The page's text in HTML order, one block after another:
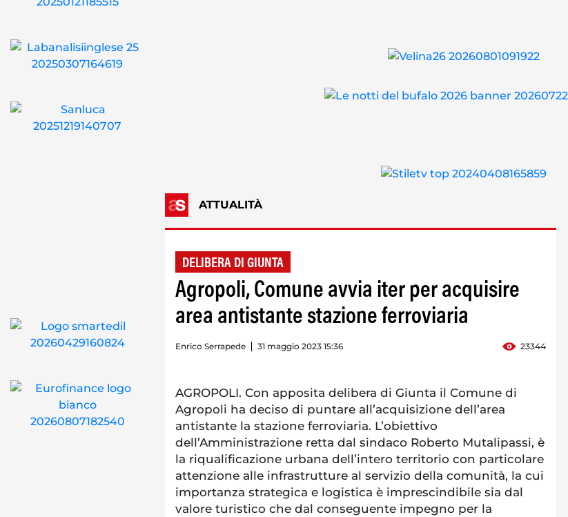
ATTUALITÀ
DELIBERA DI GIUNTA
Agropoli, Comune avvia iter per acquisire
area antistante stazione ferroviaria
Enrico Serrapede 31 maggio 2023 15:36 23344
AGROPOLI. Con apposita delibera di Giunta il Comune di
Agropoli ha deciso di puntare all’acquisizione dell’area
antistante la stazione ferroviaria. L’obiettivo
dell’Amministrazione retta dal sindaco Roberto Mutalipassi, è
la riqualificazione urbana dell’intero territorio con particolare
attenzione alle infrastrutture al servizio della comunità, la cui
importanza strategica e logistica è imprescindibile sia dal
valore turistico che dal conseguente impegno per la